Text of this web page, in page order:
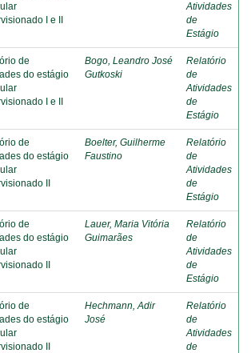
I e II
Atividades
de
Estágio
de
do estágio
I e II
Bogo, Leandro José
Gutkoski
Relatório
de
Atividades
de
Estágio
de
do estágio
II
Boelter, Guilherme
Faustino
Relatório
de
Atividades
de
Estágio
de
do estágio
II
Lauer, Maria Vitória
Guimarães
Relatório
de
Atividades
de
Estágio
de
do estágio
II
Hechmann, Adir
José
Relatório
de
Atividades
de